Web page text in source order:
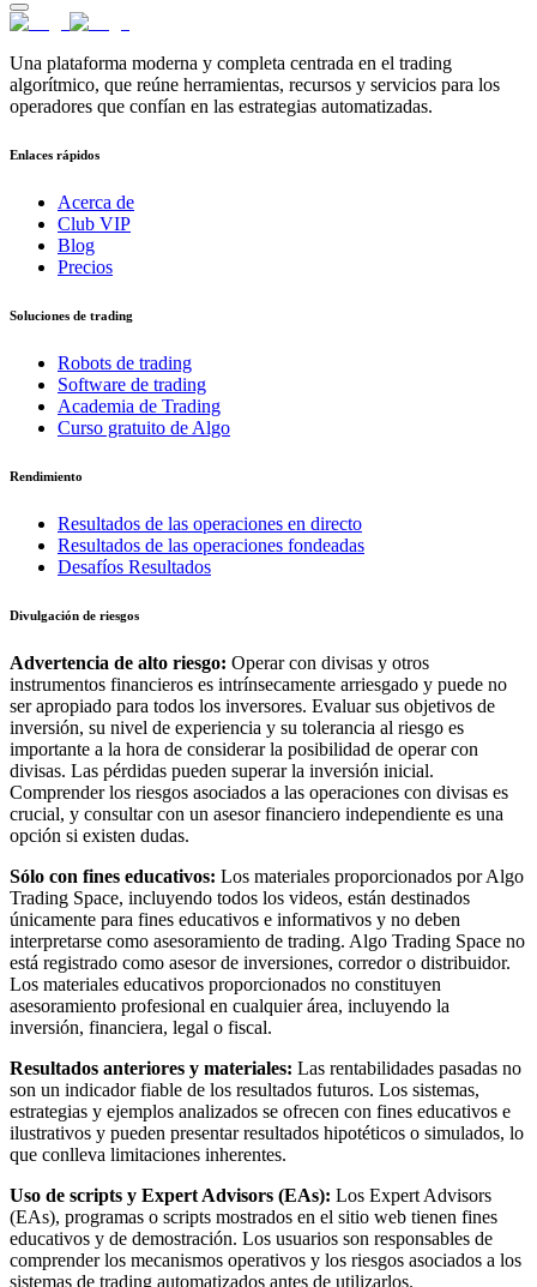
Una plataforma moderna y completa centrada en el trading
algorítmico, que reúne herramientas, recursos y servicios para los
operadores que confían en las estrategias automatizadas.
Enlaces rápidos
Acerca de
Club VIP
Blog
Precios
Soluciones de trading
Robots de trading
Software de trading
Academia de Trading
Curso gratuito de Algo
Rendimiento
Resultados de las operaciones en directo
Resultados de las operaciones fondeadas
Desafíos Resultados
Divulgación de riesgos
Advertencia de alto riesgo: Operar con divisas y otros
instrumentos financieros es intrínsecamente arriesgado y puede no
ser apropiado para todos los inversores. Evaluar sus objetivos de
inversión, su nivel de experiencia y su tolerancia al riesgo es
importante a la hora de considerar la posibilidad de operar con
divisas. Las pérdidas pueden superar la inversión inicial.
Comprender los riesgos asociados a las operaciones con divisas es
crucial, y consultar con un asesor financiero independiente es una
opción si existen dudas.
Sólo con fines educativos: Los materiales proporcionados por Algo
Trading Space, incluyendo todos los videos, están destinados
únicamente para fines educativos e informativos y no deben
interpretarse como asesoramiento de trading. Algo Trading Space no
está registrado como asesor de inversiones, corredor o distribuidor.
Los materiales educativos proporcionados no constituyen
asesoramiento profesional en cualquier área, incluyendo la
inversión, financiera, legal o fiscal.
Resultados anteriores y materiales: Las rentabilidades pasadas no
son un indicador fiable de los resultados futuros. Los sistemas,
estrategias y ejemplos analizados se ofrecen con fines educativos e
ilustrativos y pueden presentar resultados hipotéticos o simulados, lo
que conlleva limitaciones inherentes.
Uso de scripts y Expert Advisors (EAs): Los Expert Advisors
(EAs), programas o scripts mostrados en el sitio web tienen fines
educativos y de demostración. Los usuarios son responsables de
comprender los mecanismos operativos y los riesgos asociados a los
sistemas de trading automatizados antes de utilizarlos.